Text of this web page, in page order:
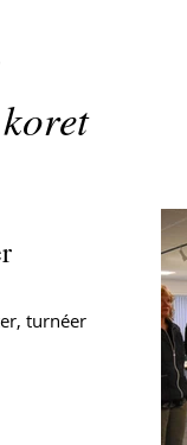
-
turnéer